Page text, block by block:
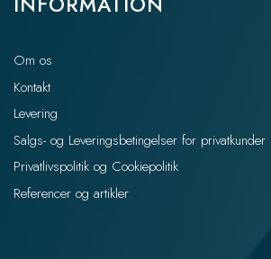
Om os
Kontakt
Levering
Salgs- og Leveringsbetingelser for privatkunder
Privatlivspolitik og Cookiepolitik
Referencer og artikler